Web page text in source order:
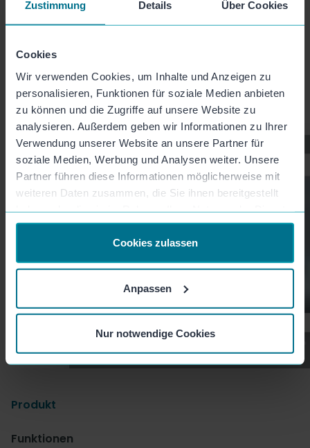
Zustimmung Details Über Cookies
Cookies
Wir verwenden Cookies, um Inhalte und Anzeigen zu
personalisieren, Funktionen für soziale Medien anbieten
zu können und die Zugriffe auf unsere Website zu
analysieren. Außerdem geben wir Informationen zu Ihrer
Verwendung unserer Website an unsere Partner für
soziale Medien, Werbung und Analysen weiter. Unsere
Partner führen diese Informationen möglicherweise mit
weiteren Daten zusammen, die Sie ihnen bereitgestellt
haben oder die sie im Rahmen Ihrer Nutzung der Dienste
gesammelt haben.
Cookies zulassen
Anpassen
Nur notwendige Cookies
Sprich mit uns
Produkt
Funktionen